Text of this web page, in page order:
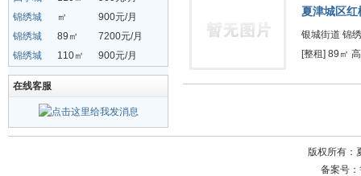
锦绣城
㎡
900元/月
锦绣城
89㎡
7200元/月
锦绣城
110㎡ 900元/月
在线客服
夏津城区红
银城街道 锦
[整租] 89㎡
版权所有：
备案号：